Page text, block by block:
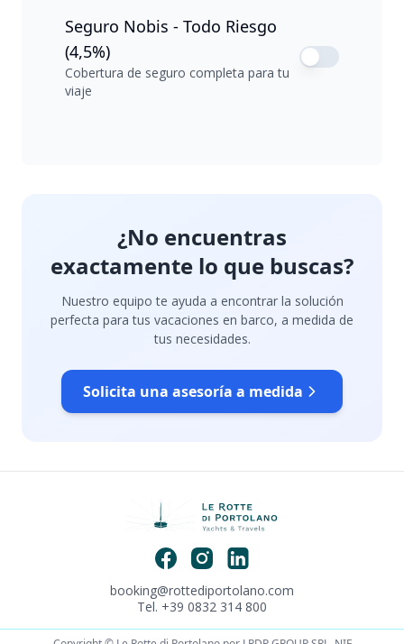
Seguro Nobis - Todo Riesgo
(4,5%)
Cobertura de seguro completa para tu
viaje
¿No encuentras
exactamente lo que buscas?
Nuestro equipo te ayuda a encontrar la solución
perfecta para tus vacaciones en barco, a medida de
tus necesidades.
Solicita una asesoría a medida
booking@rottediportolano.com
Tel. +39 0832 314 800